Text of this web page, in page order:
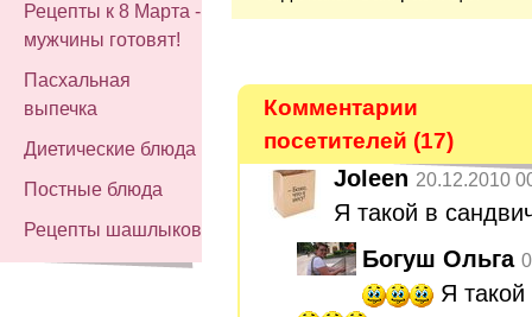
Рецепты к 8 Марта -
мужчины готовят!
Пасхальная
выпечка
Диетические блюда
Постные блюда
Рецепты шашлыков
Комментарии
посетителей (17)
Joleen 20.12.2010
Я такой в
Богуш Ольга
Я